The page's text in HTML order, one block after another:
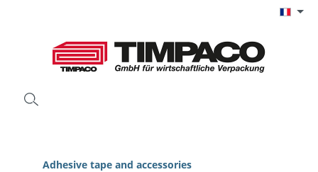
Adhesive tape and accessories